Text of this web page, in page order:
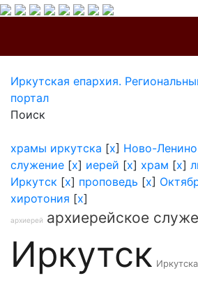
Иркутская епархия.
портал
Поиск
храмы иркутска [x] Ново-Ленино
служение [x] иерей [x] храм [x]
Иркутск [x] проповедь [x]
хиротония [x]
архиерей архиерейское
Иркутск